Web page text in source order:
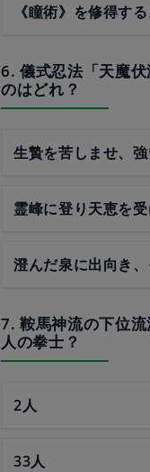
《瞳術》を修得する
6. 儀式忍法「天魔
のはどれ？
生贄を苦しませ、
霊峰に登り天恵を受
澄んだ泉に出向き
7. 鞍馬神流の下位
人の拳士？
2人
33人